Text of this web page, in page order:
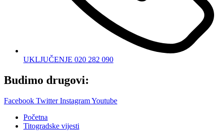
UKLJUČENJE 020 282 090
Budimo drugovi:
Facebook Twitter InstagramYoutube
Početna
Titogradske vijesti